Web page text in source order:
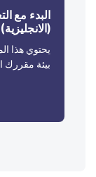
البدء مع
(الانجليزية)
يحتوي هذا
بيئة مقررك